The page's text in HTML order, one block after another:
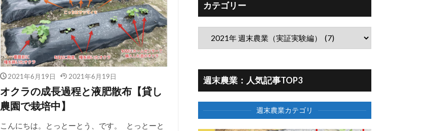
2021年6月19日 2021年6月19日
オクラの成長過程と液肥散布【貸し
農園で栽培中】
こんにちは。とっとーとう、です。 とっとーと
カテゴリー
週末農業：人気記事TOP3
週末農業カテゴリ